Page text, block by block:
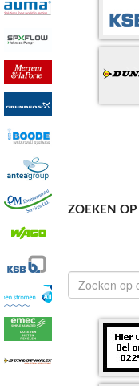
ZOEKEN OP